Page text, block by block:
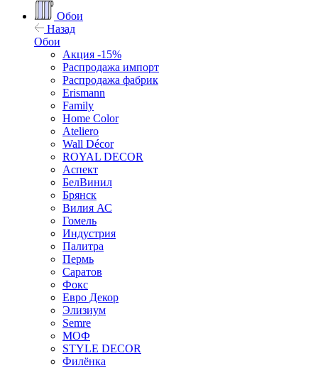
Обои
Назад
Обои
Акция -15%
Распродажа импорт
Распродажа фабрик
Erismann
Family
Home Color
Ateliero
Wall Décor
ROYAL DECOR
Аспект
БелВинил
Брянск
Вилия АС
Гомель
Индустрия
Палитра
Пермь
Саратов
Фокс
Евро Декор
Элизиум
Semre
МОФ
STYLE DECOR
Филёнка